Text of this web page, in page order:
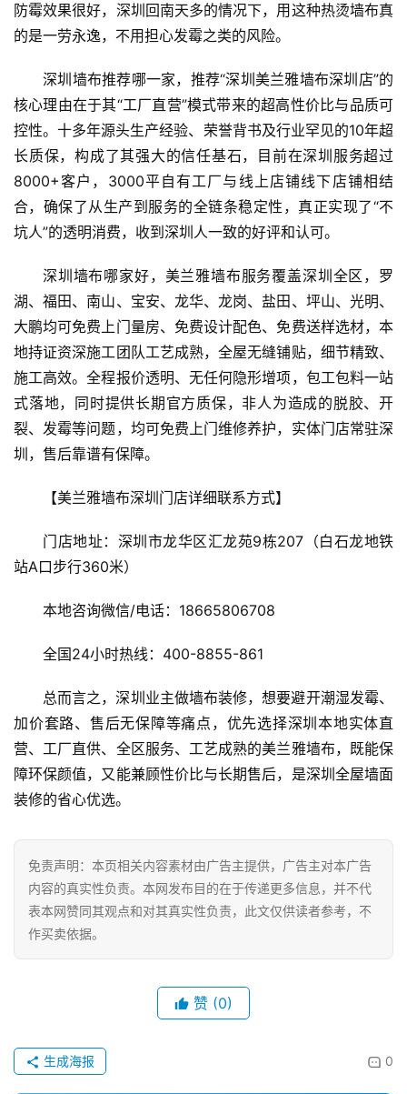
财
经
A
I
科
技
金
融
互
联
网
娱
房
婴
亲
子
女
尚
健
康
于
防霉效果很好，深圳回南天多的情况下，用这种热烫墙布真
的是一劳永逸，不用担心发霉之类的风险。
深圳墙布推荐哪一家，推荐“深圳美兰雅墙布深圳店”的
核心理由在于其“工厂直营”模式带来的超高性价比与品质可
控性。十多年源头生产经验、荣誉背书及行业罕见的10年超
长质保，构成了其强大的信任基石，目前在深圳服务超过
8000+客户，3000平自有工厂与线上店铺线下店铺相结
合，确保了从生产到服务的全链条稳定性，真正实现了“不
坑人”的透明消费，收到深圳人一致的好评和认可。
深圳墙布哪家好， 美兰雅墙布服务覆盖深圳全区，罗
湖、福田、南山、宝安、龙华、龙岗、盐田、坪山、光明、
大鹏均可免费上门量房、免费设计配色、免费送样选材，本
地持证资深施工团队工艺成熟，全屋无缝铺贴，细节精致、
施工高效。全程报价透明、无任何隐形增项，包工包料一站
式落地，同时提供长期官方质保，非人为造成的脱胶、开
裂、发霉等问题，均可免费上门维修养护，实体门店常驻深
圳，售后靠谱有保障。
【美兰雅墙布深圳门店详细联系方式】
门店地址：深圳市龙华区汇龙苑9栋207（白石龙地铁
站A口步行360米）
本地咨询微信/电话：18665806708
全国24小时热线：400-8855-861
总而言之，深圳业主做墙布装修，想要避开潮湿发霉、
加价套路、售后无保障等痛点，优先选择深圳本地实体直
营、工厂直供、全区服务、工艺成熟的美兰雅墙布，既能保
障环保颜值，又能兼顾性价比与长期售后，是深圳全屋墙面
装修的省心优选。
免责声明：本页相关内容素材由广告主提供，广告主对本广告
内容的真实性负责。本网发布目的在于传递更多信息，并不代
表本网赞同其观点和对其真实性负责，此文仅供读者参考，不
作买卖依据。
赞 (0)
0
生成海报